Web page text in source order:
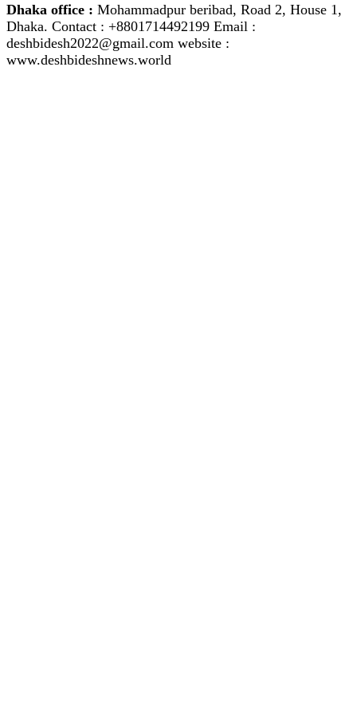
Dhaka office : Mohammadpur beribad, Road 2, House 1,
Dhaka. Contact : +8801714492199 Email :
deshbidesh2022@gmail.com website :
www.deshbideshnews.world